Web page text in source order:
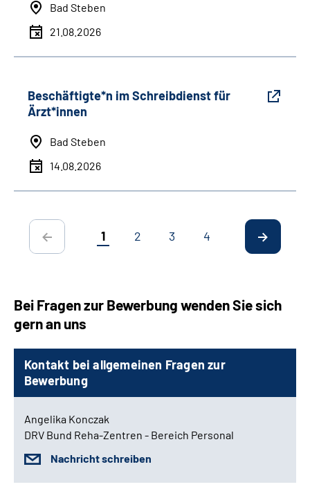
Bad Steben
21.08.2026
Beschäftigte*n im Schreibdienst für
Ärzt*innen
Bad Steben
14.08.2026
1 2 3 4
Bei Fragen zur Bewerbung wenden Sie sich
gern an uns
Kontakt bei allgemeinen Fragen zur
Bewerbung
Angelika Konczak
DRV Bund Reha-Zentren - Bereich Personal
Nachricht schreiben